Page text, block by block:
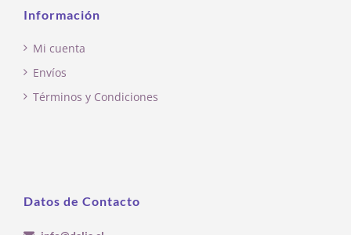
Información
Mi cuenta
Envíos
Términos y Condiciones
Datos de Contacto